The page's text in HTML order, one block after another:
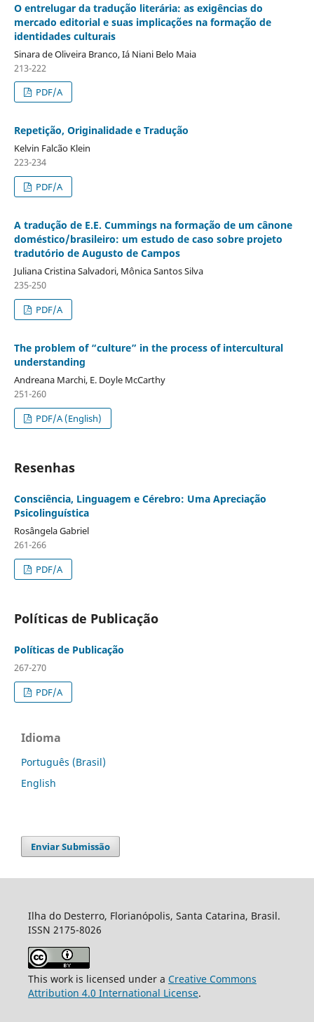
O entrelugar da tradução literária: as exigências do
mercado editorial e suas implicações na formação de
identidades culturais
Sinara de Oliveira Branco, Iá Niani Belo Maia
213-222
PDF/A
Repetição, Originalidade e Tradução
Kelvin Falcão Klein
223-234
PDF/A
A tradução de E.E. Cummings na formação de um cânone
doméstico/brasileiro: um estudo de caso sobre projeto
tradutório de Augusto de Campos
Juliana Cristina Salvadori, Mônica Santos Silva
235-250
PDF/A
The problem of “culture” in the process of intercultural
understanding
Andreana Marchi, E. Doyle McCarthy
251-260
PDF/A (English)
Resenhas
Consciência, Linguagem e Cérebro: Uma Apreciação
Psicolinguística
Rosângela Gabriel
261-266
PDF/A
Políticas de Publicação
Políticas de Publicação
267-270
PDF/A
Idioma
Português (Brasil)
English
Enviar Submissão
Ilha do Desterro, Florianópolis, Santa Catarina, Brasil.
ISSN 2175-8026
This work is licensed under a Creative Commons
Attribution 4.0 International License.